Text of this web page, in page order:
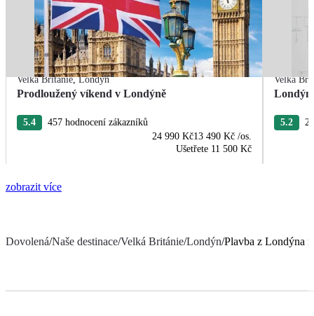
Velká Británie,Londýn
Prodloužený víkend v Londýně
5.4
457 hodnocení zákazníků
24 990 Kč13 490 Kč /os.
Ušetřete 11 500 Kč
Velká
Londýn
5.2
zobrazit více
Dovolená/Naše destinace/Velká Británie/Londýn/Plavba z Londýna